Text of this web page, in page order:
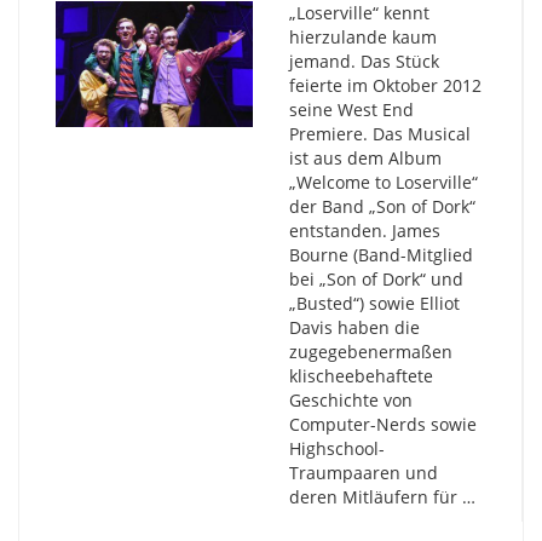
„Loserville“ kennt
hierzulande kaum
jemand. Das Stück
feierte im Oktober 2012
seine West End
Premiere. Das Musical
ist aus dem Album
„Welcome to Loserville“
der Band „Son of Dork“
entstanden. James
Bourne (Band-Mitglied
bei „Son of Dork“ und
„Busted“) sowie Elliot
Davis haben die
zugegebenermaßen
klischeebehaftete
Geschichte von
Computer-Nerds sowie
Highschool-
Traumpaaren und
deren Mitläufern für …